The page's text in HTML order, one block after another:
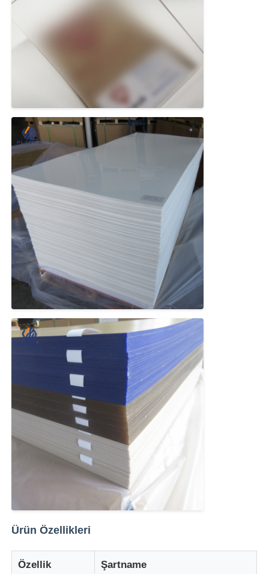
Açık plastik akrilik levha
T/T,L/C
Renkli Akrilik Levha
Akrilik depolama kutusu
Akrilik ekran kutusu
Ayna Akrilik Levha
Akrilik Dondurulmuş Yaprak
Ekstrüde Akrilik Levha
Mermer Akrilik Yaprak
Gökkuşağı akrilik sayfası
Akrilik basamak
Akrilik fotoğraf çerçevesi
Akrilik yaprak kesimi
Akrilik Burcu Tutucu
Ürün Özellikleri
Özellik Şartname